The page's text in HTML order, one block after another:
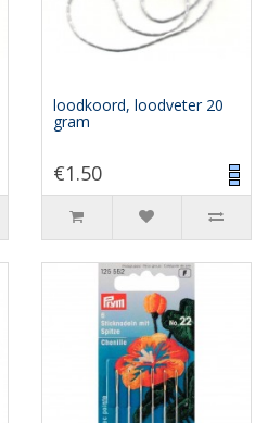
loodkoord, loodveter 20
gram
€1.50